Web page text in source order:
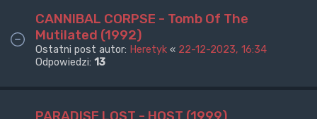
CANNIBAL CORPSE - Tomb Of The
Mutilated (1992)
Ostatni post autor: Heretyk « 22-12-2023, 16:34
Odpowiedzi: 13
PARADISE LOST - HOST (1999)